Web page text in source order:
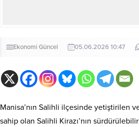
Ekonomi Güncel 05.06.2026 10:47
Manisa’nın Salihli ilçesinde yetiştirilen
sahip olan Salihli Kirazı’nın